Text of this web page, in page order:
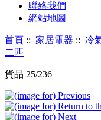
聯絡我們
網站地圖
首頁 :: 家居電器 :: 冷
二匹
貨品 25/236